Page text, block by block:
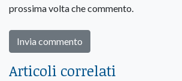
prossima volta che commento.
Articoli correlati